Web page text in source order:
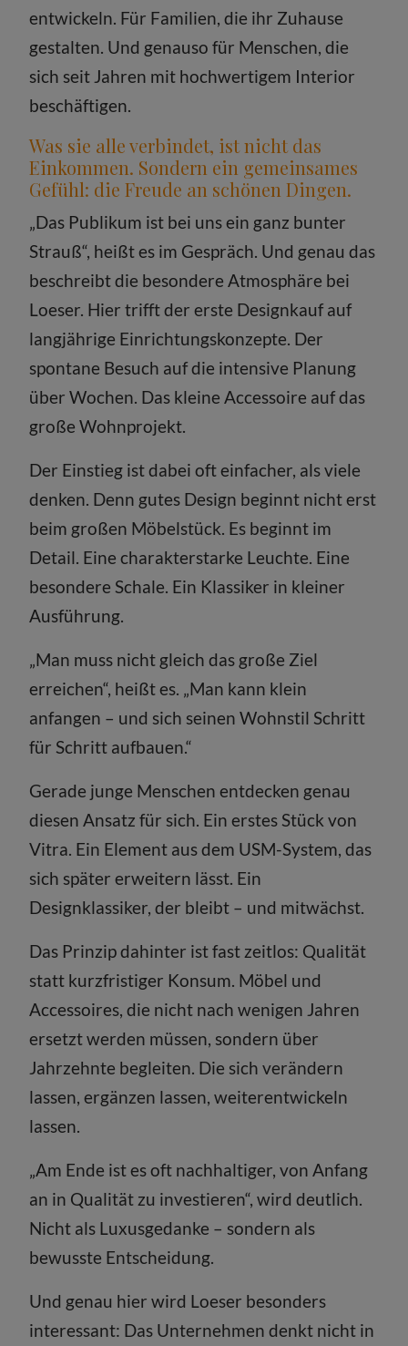
entwickeln. Für Familien, die ihr Zuhause
gestalten. Und genauso für Menschen, die
sich seit Jahren mit hochwertigem Interior
beschäftigen.
Was sie alle verbindet, ist nicht das
Einkommen. Sondern ein gemeinsames
Gefühl: die Freude an schönen Dingen.
„Das Publikum ist bei uns ein ganz bunter
Strauß“, heißt es im Gespräch. Und genau das
beschreibt die besondere Atmosphäre bei
Loeser. Hier trifft der erste Designkauf auf
langjährige Einrichtungskonzepte. Der
spontane Besuch auf die intensive Planung
über Wochen. Das kleine Accessoire auf das
große Wohnprojekt.
Der Einstieg ist dabei oft einfacher, als viele
denken. Denn gutes Design beginnt nicht erst
beim großen Möbelstück. Es beginnt im
Detail. Eine charakterstarke Leuchte. Eine
besondere Schale. Ein Klassiker in kleiner
Ausführung.
„Man muss nicht gleich das große Ziel
erreichen“, heißt es. „Man kann klein
anfangen – und sich seinen Wohnstil Schritt
für Schritt aufbauen.“
Gerade junge Menschen entdecken genau
diesen Ansatz für sich. Ein erstes Stück von
Vitra. Ein Element aus dem USM-System, das
sich später erweitern lässt. Ein
Designklassiker, der bleibt – und mitwächst.
Das Prinzip dahinter ist fast zeitlos: Qualität
statt kurzfristiger Konsum. Möbel und
Accessoires, die nicht nach wenigen Jahren
ersetzt werden müssen, sondern über
Jahrzehnte begleiten. Die sich verändern
lassen, ergänzen lassen, weiterentwickeln
lassen.
„Am Ende ist es oft nachhaltiger, von Anfang
an in Qualität zu investieren“, wird deutlich.
Nicht als Luxusgedanke – sondern als
bewusste Entscheidung.
Und genau hier wird Loeser besonders
interessant: Das Unternehmen denkt nicht in